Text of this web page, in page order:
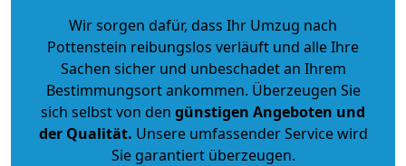
Wir sorgen dafür, dass Ihr Umzug nach
Pottenstein reibungslos verläuft und alle Ihre
Sachen sicher und unbeschadet an Ihrem
Bestimmungsort ankommen. Überzeugen Sie
sich selbst von den günstigen Angeboten und
der Qualität. Unsere umfassender Service wird
Sie garantiert überzeugen.